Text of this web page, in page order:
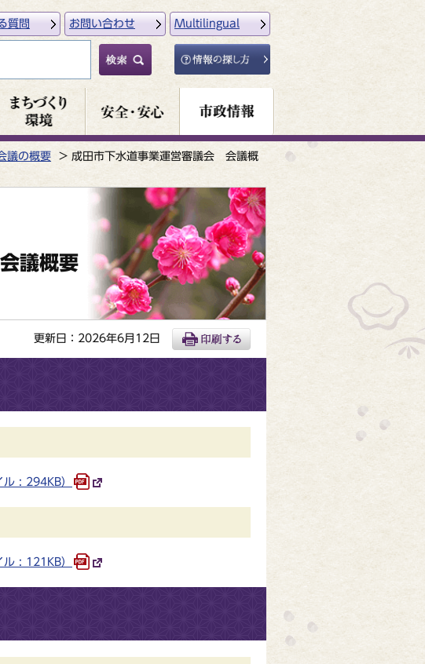
質問 お問い合わせ Multilingual
議の概要
成田市下水道事業運営審議会 会議概
議概要
更新日：2026年6月12日
: 294KB）
: 121KB）